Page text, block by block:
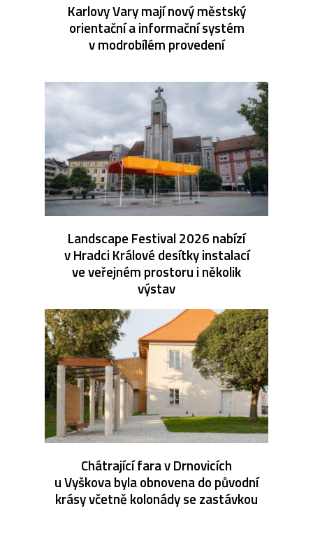
Karlovy Vary mají nový městský
orientační a informační systém
v modrobílém provedení
Landscape Festival 2026 nabízí
v Hradci Králové desítky instalací
ve veřejném prostoru i několik
výstav
Chátrající fara v Drnovicích
u Vyškova byla obnovena do původní
krásy včetně kolonády se zastávkou